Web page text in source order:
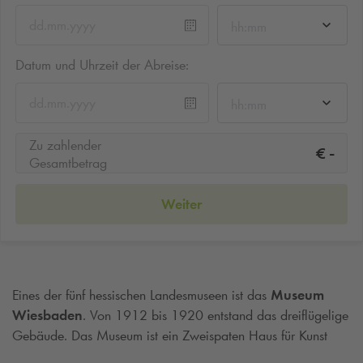
Datum und Uhrzeit der Abreise:
Zu zahlender
Gesamtbetrag
€ -
Weiter
Eines der fünf hessischen Landesmuseen ist das Museum
Wiesbaden. Von 1912 bis 1920 entstand das dreiflügelige
Gebäude. Das Museum ist ein Zweispaten Haus für Kunst